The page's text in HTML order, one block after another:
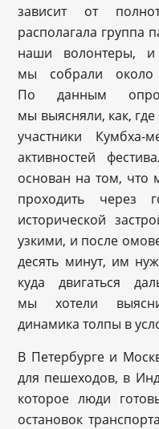
зависит от
располагала группа
наши волонтеры,
мы собрали около
По данным
мы выясняли, как,
участники
активностей
основан на том, что
проходить через
исторической
узкими, и после
десять минут, им
куда двигаться
мы хотели
динамика толпы в
В Петербурге и
для пешеходов, в
которое люди
остановок